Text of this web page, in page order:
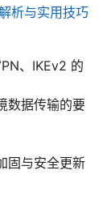
析与实用技巧
、IKEv2 的
数据传输的要
固与安全更新